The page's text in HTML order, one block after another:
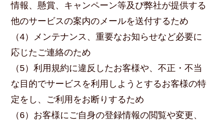
情報、懸賞、キャンペーン等及び弊社が提供する
他のサービスの案内のメールを送付するため
（4）メンテナンス、重要なお知らせなど必要に
応じたご連絡のため
（5）利用規約に違反したお客様や、不正・不当
な目的でサービスを利用しようとするお客様の特
定をし、ご利用をお断りするため
（6）お客様にご自身の登録情報の閲覧や変更、